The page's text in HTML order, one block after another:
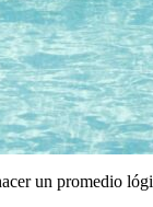
un promedio